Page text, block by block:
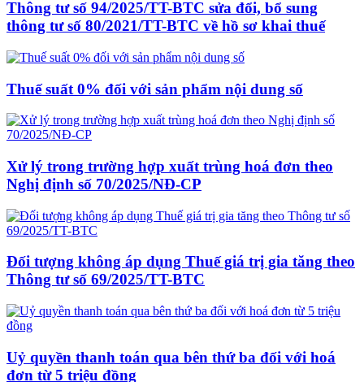
Thông tư số 94/2025/TT-BTC sửa đổi, bổ sung
thông tư số 80/2021/TT-BTC về hồ sơ khai thuế
Thuế suất 0% đối với sản phẩm nội dung số
Xử lý trong trường hợp xuất trùng hoá đơn theo
Nghị định số 70/2025/NĐ-CP
Đối tượng không áp dụng Thuế giá trị gia tăng theo
Thông tư số 69/2025/TT-BTC
Uỷ quyền thanh toán qua bên thứ ba đối với hoá
đơn từ 5 triệu đồng